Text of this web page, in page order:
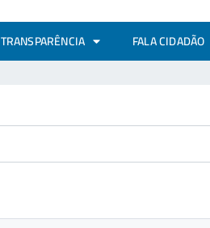
TRANSPARÊNCIA FALA CIDADÃO